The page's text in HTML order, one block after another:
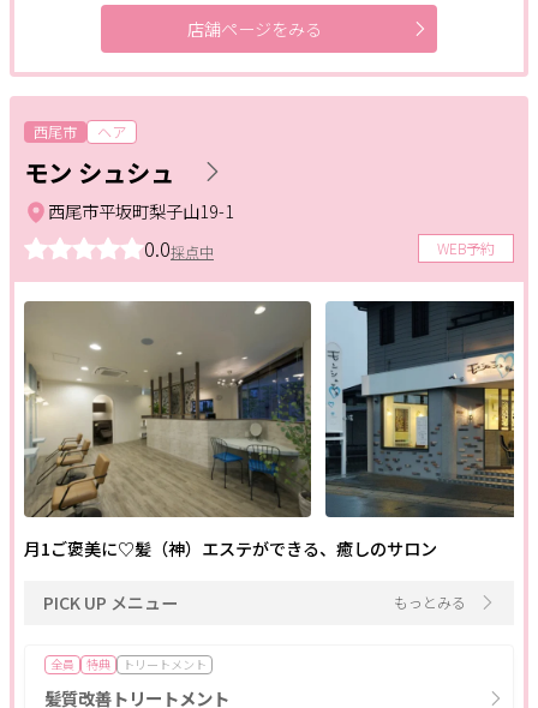
店舗ページをみる
西尾市 ヘア
モン シュシュ
WEB予約
0.0採点中
西尾市平坂町梨子山19-1
月1ご褒美に♡髪（神）エステができる、癒しのサロン
PICK UP メニュー もっとみる
全員 特典 トリートメント
髪質改善トリートメント